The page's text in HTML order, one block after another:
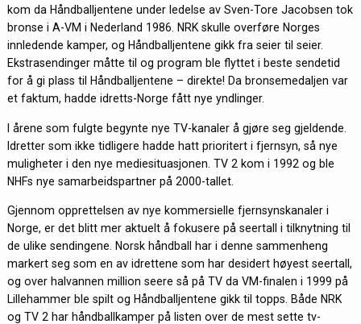
kom da Håndballjentene under ledelse av Sven-Tore Jacobsen tok
bronse i A-VM i Nederland 1986. NRK skulle overføre Norges
innledende kamper, og Håndballjentene gikk fra seier til seier.
Ekstrasendinger måtte til og program ble flyttet i beste sendetid
for å gi plass til Håndballjentene – direkte! Da bronsemedaljen var
et faktum, hadde idretts-Norge fått nye yndlinger.
I årene som fulgte begynte nye TV-kanaler å gjøre seg gjeldende.
Idretter som ikke tidligere hadde hatt prioritert i fjernsyn, så nye
muligheter i den nye mediesituasjonen. TV 2 kom i 1992 og ble
NHFs nye samarbeidspartner på 2000-tallet.
Gjennom opprettelsen av nye kommersielle fjernsynskanaler i
Norge, er det blitt mer aktuelt å fokusere på seertall i tilknytning til
de ulike sendingene. Norsk håndball har i denne sammenheng
markert seg som en av idrettene som har desidert høyest seertall,
og over halvannen million seere så på TV da VM-finalen i 1999 på
Lillehammer ble spilt og Håndballjentene gikk til topps. Både NRK
og TV 2 har håndballkamper på listen over de mest sette tv-